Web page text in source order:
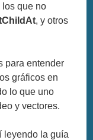
los que no
, y otros
para entender
gráficos en
lo que uno
y vectores.
leyendo la guía